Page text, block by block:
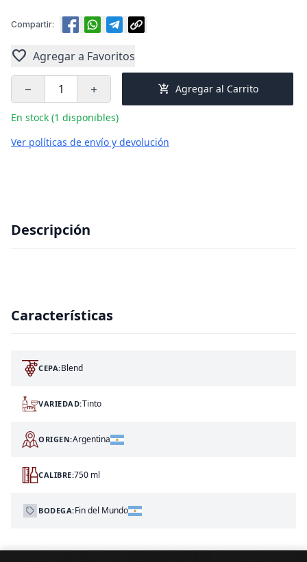
Compartir:
favorite Agregar a Favoritos
remove add add_shopping_cart Agregar al Carrito
En stock (1 disponibles)
Ver políticas de envío y devolución
Descripción
Características
CEPA:Blend
VARIEDAD:Tinto
ORIGEN:Argentina
CALIBRE:750 ml
BODEGA:Fin del Mundo